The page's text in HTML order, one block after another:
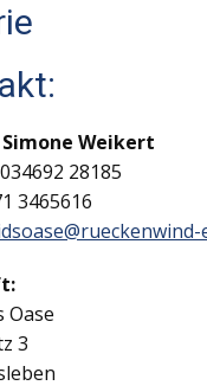
Weikert
28185
3465616
Oase
3